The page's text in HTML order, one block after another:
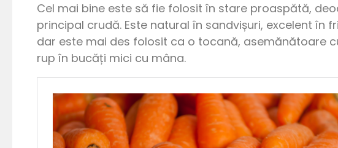
Cel mai bine este să fie folosit în stare proaspătă,
principal crudă. Este natural în sandvișuri, excelent în
dar este mai des folosit ca o tocană, asemănătoare
rup în bucăți mici cu mâna.